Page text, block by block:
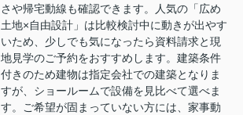
さや帰宅動線も確認できます。人気の「広め
土地×自由設計」は比較検討中に動きが出やす
いため、少しでも気になったら資料請求と現
地見学のご予約をおすすめします。建築条件
付きのため建物は指定会社での建築となりま
すが、ショールームで設備を見比べて選べま
す。ご希望が固まっていない方には、家事動